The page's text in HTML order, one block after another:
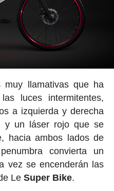
muy llamativas que ha
luces intermitentes,
a izquierda y derecha
y un láser rojo que se
hacia ambos lados de
convierta un
vez se encenderán las
Le Super Bike.